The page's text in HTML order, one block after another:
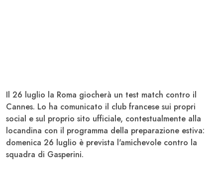
Il 26 luglio la Roma giocherà un test match contro il
Cannes. Lo ha comunicato il club francese sui propri
social e sul proprio sito ufficiale, contestualmente alla
locandina con il programma della preparazione estiva:
domenica 26 luglio è prevista l'amichevole contro la
squadra di Gasperini.